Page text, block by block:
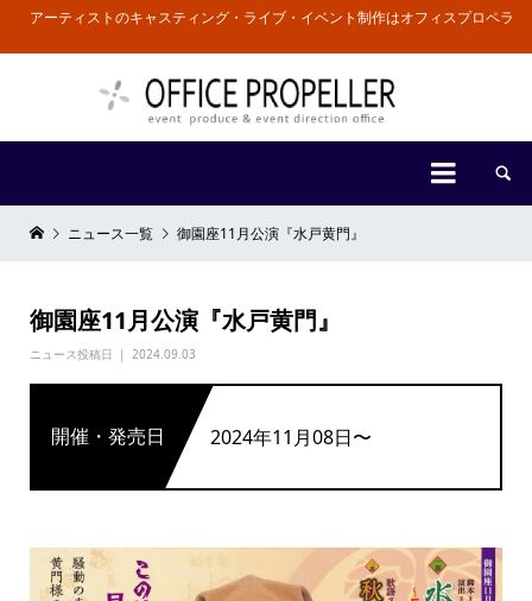
アーティストのキャスティング・ライブ・イベント制作はオフィスプロペラ
 
ニュース一覧 御園座11月公演『水戸黄門』
御園座11月公演『水戸黄門』
ニュース投稿日 2024.09.03
開催・発売日 2024年11月08日〜